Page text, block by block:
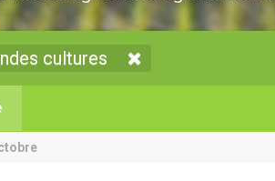
cultures